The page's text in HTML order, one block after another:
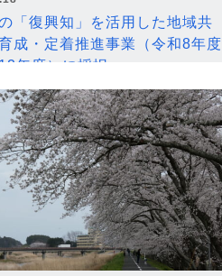
「復興知」を活用した地域共
成・定着推進事業（令和8年度
年度）に採択